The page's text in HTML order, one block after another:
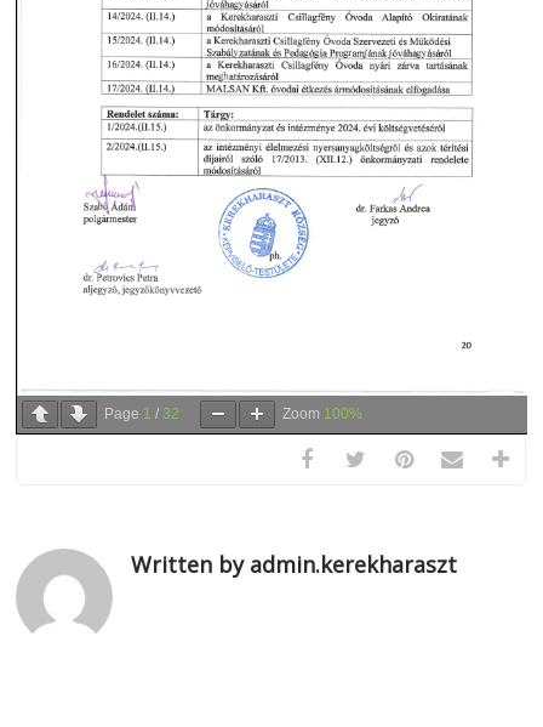
Page 1 / 32 Zoom 100%
Written by admin.kerekharaszt